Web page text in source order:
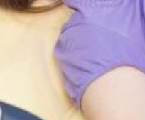
中國背景組織主導 23:25
」人妻氣炸
1封信重回職場 23:21
者硬闖屋內趕人